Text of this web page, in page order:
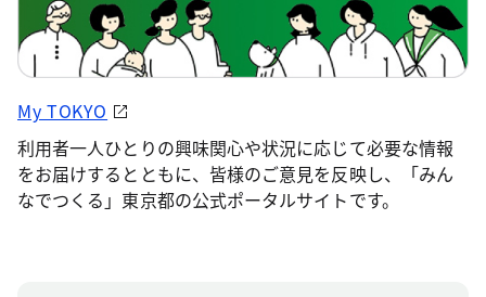
My TOKYO
利用者一人ひとりの興味関心や状況に応じて必要な情報
をお届けするとともに、皆様のご意見を反映し、「みん
なでつくる」東京都の公式ポータルサイトです。